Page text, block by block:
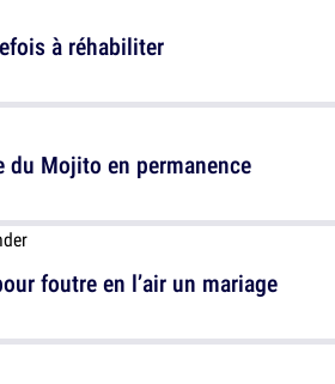
à réhabiliter
foutre en l’air un mariage
du Mojito en permanence